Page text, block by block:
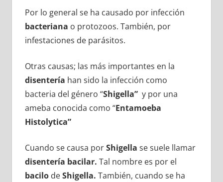
Por lo general se ha causado por infección
bacteriana o protozoos. También, por
infestaciones de parásitos.
Otras causas; las más importantes en la
disentería han sido la infección como
bacteria del género “Shigella” y por una
ameba conocida como “Entamoeba
Histolytica”
Cuando se causa porShigella se suele llamar
disentería bacilar. Tal nombre es por el
bacilo deShigella. También, cuando se ha